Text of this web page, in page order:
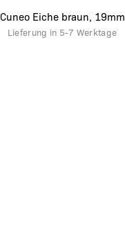
Cuneo Eiche braun, 19mm
Lieferung in 5-7 Werktage